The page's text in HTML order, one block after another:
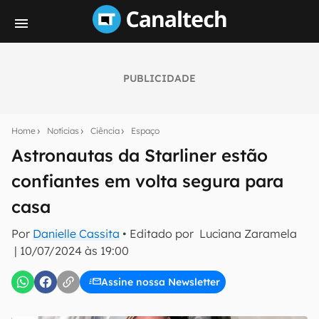
PUBLICIDADE
Home Notícias Ciência Espaço
Astronautas da Starliner estão
confiantes em volta segura para
casa
Por Danielle Cassita • Editado por Luciana Zaramela
| 10/07/2024 às 19:00
Assine nossa Newsletter
notícias e reviews sobre tecnologia em primeira
mão.
E-mail
inscreva-se
Confirmo que li, aceito e concordo com os Termos de
Uso e Política de Privacidade do Canaltech.